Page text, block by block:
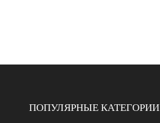
ПОПУЛЯРНЫЕ КАТЕГОРИИ